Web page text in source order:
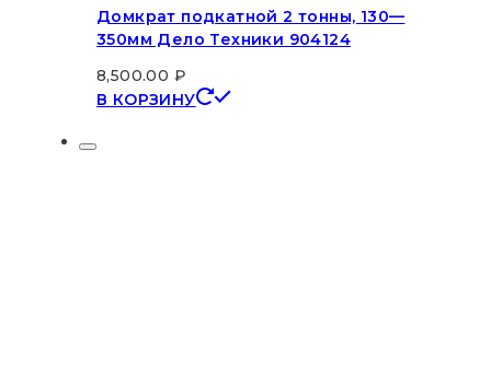
Домкрат подкатной 2 тонны, 130—
350мм Дело Техники 904124
8,500.00 ₽
В КОРЗИНУ